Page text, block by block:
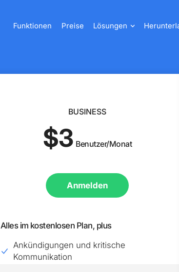
Funktionen Preise Lösungen
BUSINESS
$3 Benutzer/Monat
Anmelden
Alles im kostenlosen Plan, plus
Ankündigungen und kritische
Kommunikation